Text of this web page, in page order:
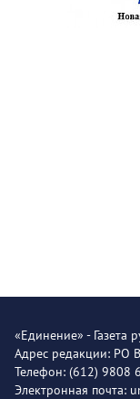
«Единение» - Газета
Адрес редакции: PO
Телефон: (612) 9808
Электронная почта: